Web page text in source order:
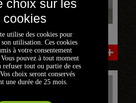
R 75/5
750 CM3
FICHE DÉTAILLÉE
utilise des cookies pour
utilisation. Ces cookies
à votre consentement
pouvez à tout moment
refuser tout ou partie de ces
choix seront conservés
une durée de 25 mois.